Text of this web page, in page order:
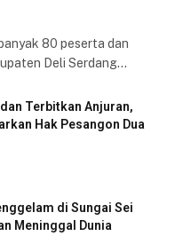
80 peserta dan
Deli Serdang…
Terbitkan Anjuran,
Hak Pesangon Dua
di Sungai Sei
Meninggal Dunia